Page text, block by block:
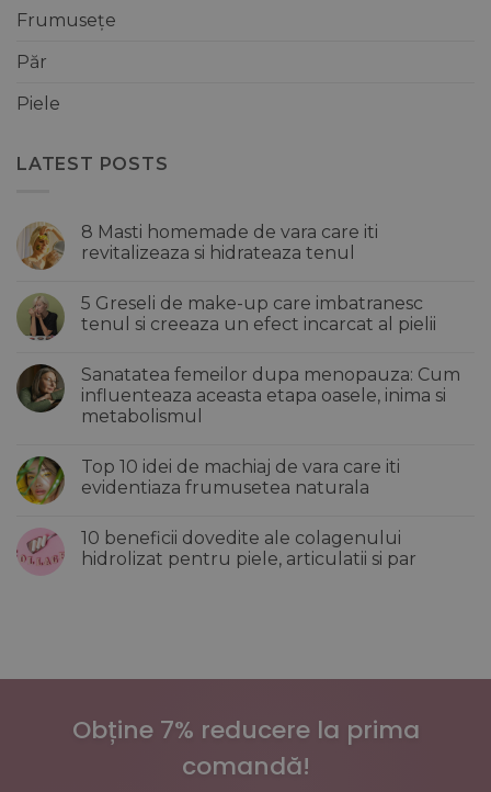
Frumusețe
Păr
Piele
LATEST POSTS
8 Masti homemade de vara care iti
revitalizeaza si hidrateaza tenul
la
8
Masti
vara
care
iti
revitalizeaza
tenul
5 Greseli de make-up care imbatranesc
tenul si creeaza un efect incarcat al pielii
la
5
Greseli
de
care
imbatranesc
tenul
un
efect
incarcat
Sanatatea femeilor dupa menopauza: Cum
influenteaza aceasta etapa oasele, inima si
metabolismul
la
Sanatatea
femeilor
Cum
influenteaza
aceasta
Top 10 idei de machiaj de vara care iti
evidentiaza frumusetea naturala
la
Top
10
evidentiaza
10 beneficii dovedite ale colagenului
hidrolizat pentru piele, articulatii si par
colagenului
piele,
articulatii
Obține 7% reducere la prima
comandă!